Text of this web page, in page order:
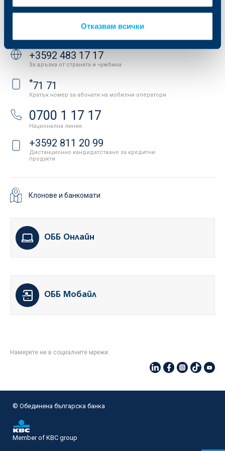
Отказвам всички
Контакти
API портал за разработчици
Свържете се с нас
+3592 483 17 17
За връзка от страната и чужбина
*71 71
Кратък номер за абонати на мобилни оператори
0700 1 17 17
Национална линия
+3592 811 20 99
Дистанционно кандидатстване за кредитни
продукти
Клонове и банкомати
ОББ Онлайн
ОББ Мобайл
Намерете ни в социалните мрежи:
© Oбединена българска банка
Member of KBC group